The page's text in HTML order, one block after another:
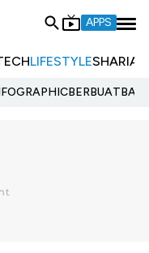
APPS
LIFESTYLESHARIA